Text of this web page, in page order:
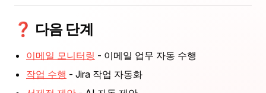
❓ 다음 단계
이메일 모니터링 - 이메일 업무 자동 수행
작업 수행 - Jira 작업 자동화